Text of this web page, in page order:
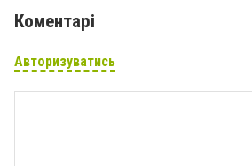
Коментарі
Авторизуватись